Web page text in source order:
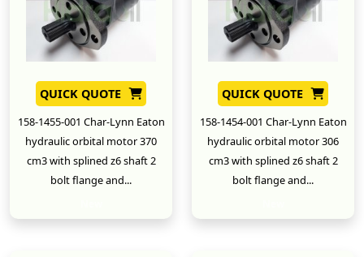
QUICK QUOTE
158-1455-001 Char-Lynn Eaton
hydraulic orbital motor 370
cm3 with splined z6 shaft 2
bolt flange and...
QUICK QUOTE
158-1454-001 Char-Lynn Eaton
hydraulic orbital motor 306
cm3 with splined z6 shaft 2
bolt flange and...